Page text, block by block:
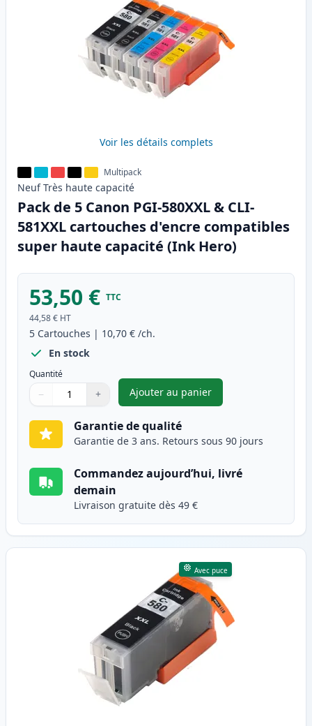
Voir les détails complets
Multipack
Neuf Très haute capacité
Pack de 5 Canon PGI-580XXL & CLI-
581XXL cartouches d'encre compatibles
super haute capacité (Ink Hero)
53,50 € TTC
44,58 € HT
5 Cartouches | 10,70 € /ch.
En stock
Quantité
Quantité
Utilisez les boutons pour ajuster
− +
Quantité
Ajouter au panier
,Pack de 5 Canon PGI-
Garantie de qualité
Garantie de 3 ans. Retours sous 90 jours
Commandez aujourd’hui, livré
demain
Livraison gratuite dès 49 €
Avec puce